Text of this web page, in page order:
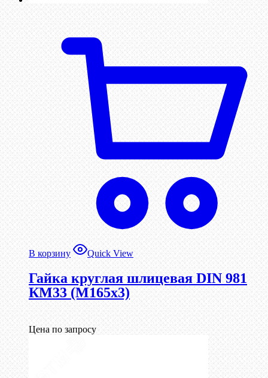
В корзину Quick View
Гайка круглая шлицевая DIN 981
КМ33 (М165х3)
Цена по запросу